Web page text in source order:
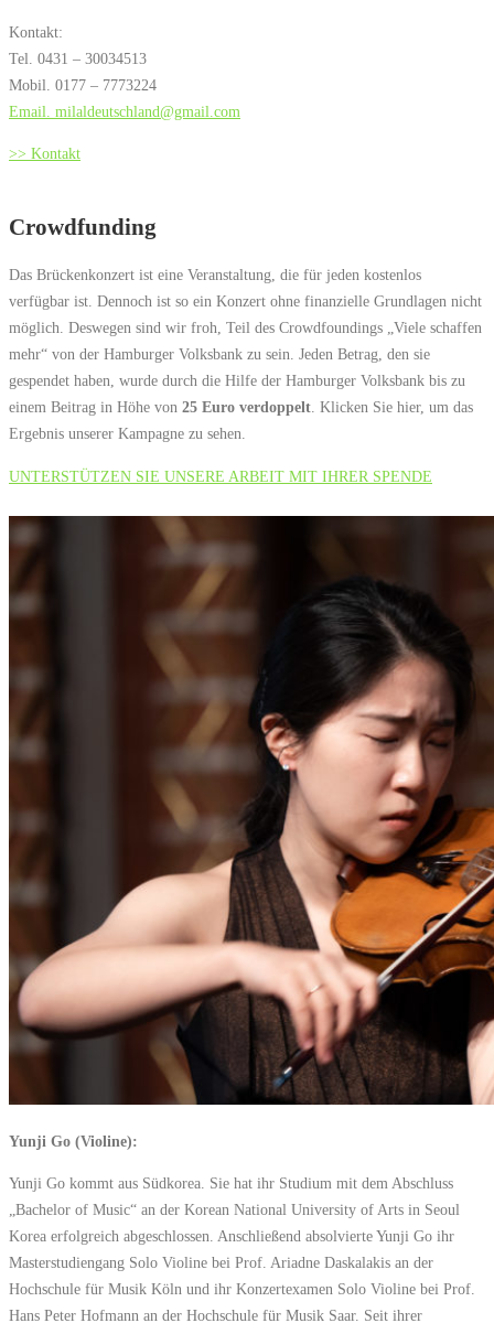
Kontakt:
Tel. 0431 – 30034513
Mobil. 0177 – 7773224
Email. milaldeutschland@gmail.com
>> Kontakt
Crowdfunding
Das Brückenkonzert ist eine Veranstaltung, die für jeden kostenlos
verfügbar ist. Dennoch ist so ein Konzert ohne finanzielle Grundlagen nicht
möglich. Deswegen sind wir froh, Teil des Crowdfoundings „Viele schaffen
mehr“ von der Hamburger Volksbank zu sein. Jeden Betrag, den sie
gespendet haben, wurde durch die Hilfe der Hamburger Volksbank bis zu
einem Beitrag in Höhe von 25 Euro verdoppelt. Klicken Sie hier, um das
Ergebnis unserer Kampagne zu sehen.
UNTERSTÜTZEN SIE UNSERE ARBEIT MIT IHRER SPENDE
Yunji Go (Violine):
Yunji Go kommt aus Südkorea. Sie hat ihr Studium mit dem Abschluss
„Bachelor of Music“ an der Korean National University of Arts in Seoul
Korea erfolgreich abgeschlossen. Anschließend absolvierte Yunji Go ihr
Masterstudiengang Solo Violine bei Prof. Ariadne Daskalakis an der
Hochschule für Musik Köln und ihr Konzertexamen Solo Violine bei Prof.
Hans Peter Hofmann an der Hochschule für Musik Saar. Seit ihrer